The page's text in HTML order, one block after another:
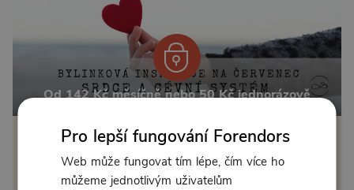
Od 142 Kč měsíčně nebo 50 Kč jednorázově
Zřídit předplatné
Koupit příspěvek
Pro lepší fungování Forendors
Web může fungovat tím lépe, čím více ho
můžeme jednotlivým uživatelům